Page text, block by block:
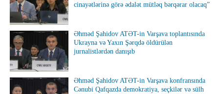
cinayətlərinə görə ədalət mütləq bərqərar olacaq”
Əhməd Şahidov ATƏT-in Varşava toplantısında
Ukrayna və Yaxın Şərqdə öldürülən
jurnalistlərdən danışıb
Əhməd Şahidov ATƏT-in Varşava konfransında
Cənubi Qafqazda demokratiya, seçkilər və sülh